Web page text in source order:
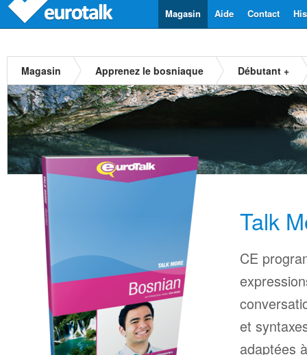
Contact
Aide
Magasin
Magasin Apprenez le bosniaque Débutant +
Talk
CE
et
adaptées